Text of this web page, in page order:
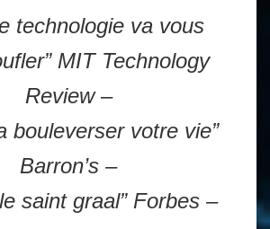
technologie va vous
MIT Technology
Review –
bouleverser votre vie”
Barron’s –
saint graal” Forbes –